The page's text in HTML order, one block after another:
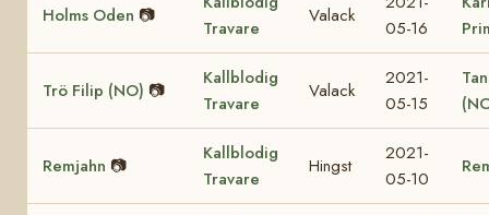
Holms Oden 📷
Travare
Valack
05-16
Trö Filip (NO) 📷
Kallblodig
Travare
Valack
2021-
05-15
Remjahn 📷
Kallblodig
Travare
Hingst
2021-
05-10